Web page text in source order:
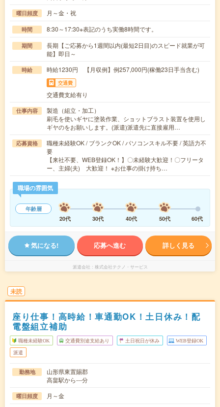
曜日頻度 月～金・祝
時間 8:30～17:30※表記のうち実働8時間です。
期間
長期【ご応募から1週間以内(最短2日目)のスピード就業が可
能】即日～
時給 時給1230円 【月収例】例257,000円(稼働23日手当含む)
交通費
交通費支給有り
仕事内容
製造（組立・加工）
刷毛を使いギヤに塗装作業、ショットブラスト装置を使用し
ギヤのをお願いします。(派遣)派遣先に直接雇用…
応募資格
職種未経験OK / ブランクOK / パソコンスキル不要 / 英語力不
要
【来社不要、WEB登録OK！】〇未経験大歓迎！〇フリータ
ー、主婦(夫) 大歓迎！ ※お仕事の掛け持ち…
職場の雰囲気
年齢層
20代
30代 40代 50代 60代
気になる! 応募へ進む 詳しく見る
派遣会社 株式会社テクノ・サービス
未読
座り仕事！高時給！車通勤OK！土日休み！配
電盤組立補助
職種未経験OK 交通費別途支給あり 土日祝日が休み WEB登録OK
派遣
勤務地
山形県東置賜郡
高畠駅から---分
曜日頻度 月～金